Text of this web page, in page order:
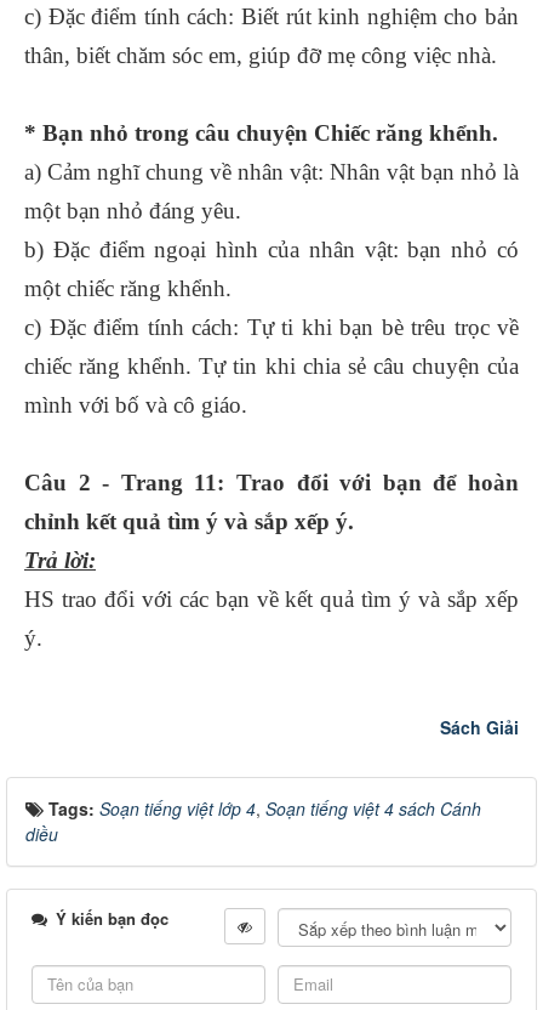
c) Đặc điểm tính cách: Biết rút kinh nghiệm cho bản
thân, biết chăm sóc em, giúp đỡ mẹ công việc nhà.
* Bạn nhỏ trong câu chuyện Chiếc răng khểnh.
a) Cảm nghĩ chung về nhân vật: Nhân vật bạn nhỏ là
một bạn nhỏ đáng yêu.
b) Đặc điểm ngoại hình của nhân vật: bạn nhỏ có
một chiếc răng khểnh.
c) Đặc điểm tính cách: Tự ti khi bạn bè trêu trọc về
chiếc răng khểnh. Tự tin khi chia sẻ câu chuyện của
mình với bố và cô giáo.
Câu 2 - Trang 11: Trao đổi với bạn để hoàn
chỉnh kết quả tìm ý và sắp xếp ý.
Trả lời:
HS trao đổi với các bạn về kết quả tìm ý và sắp xếp
ý.
Sách Giải
Tags: Soạn tiếng việt lớp 4, Soạn tiếng việt 4 sách Cánh
diều
Ý kiến bạn đọc